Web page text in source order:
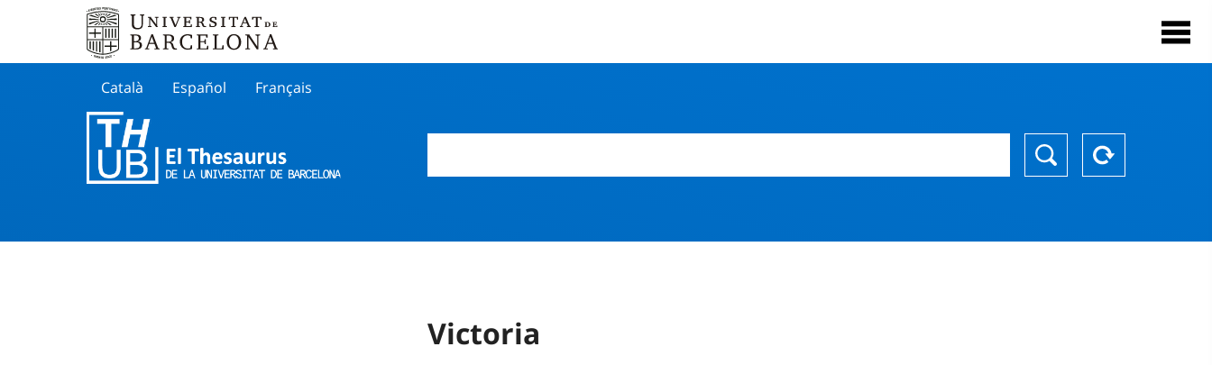
Català Español Français
Victoria